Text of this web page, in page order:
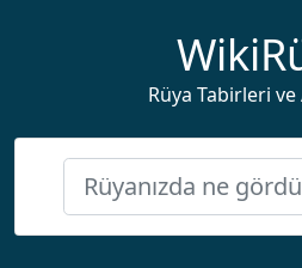
Rüya Tabirleri ve